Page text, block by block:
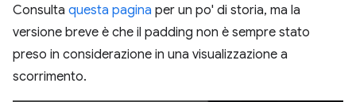
Consulta questa pagina per un po' di storia, ma la
versione breve è che il padding non è sempre stato
preso in considerazione in una visualizzazione a
scorrimento.